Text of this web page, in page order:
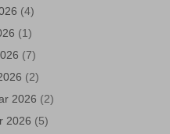
(4)
(1)
(7)
(2)
2026 (2)
2026 (5)